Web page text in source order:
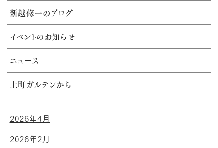
新越修一のブログ
イベントのお知らせ
ニュース
上町ガルテンから
2026年4月
2026年2月